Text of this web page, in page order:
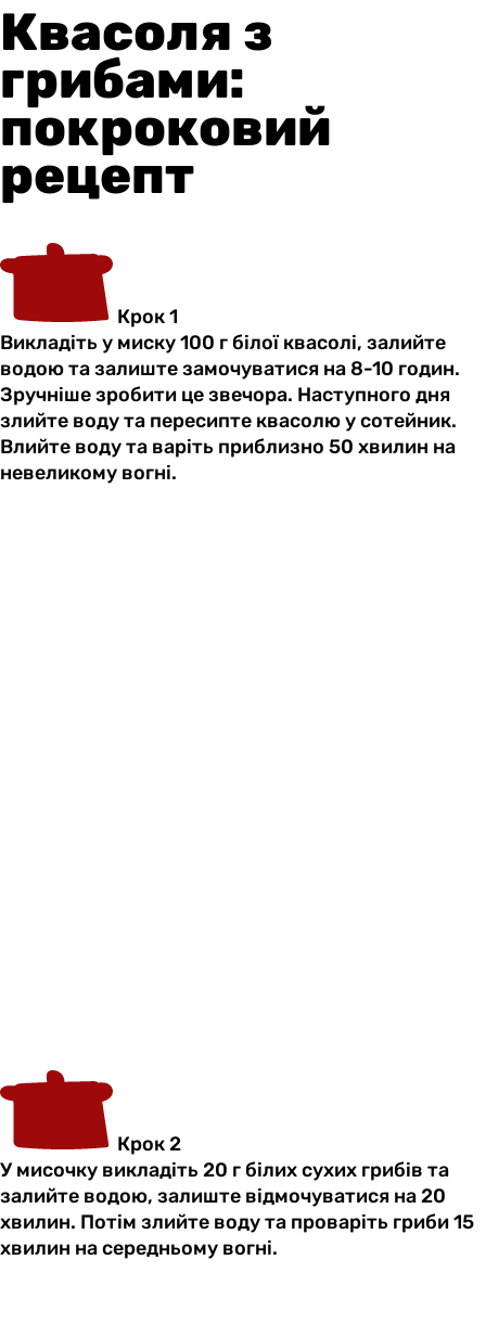
Квасоля з
грибами:
покроковий
рецепт
Крок 1
Викладіть у миску 100 г білої квасолі, залийте
водою та залиште замочуватися на 8-10 годин.
Зручніше зробити це звечора. Наступного дня
злийте воду та пересипте квасолю у сотейник.
Влийте воду та варіть приблизно 50 хвилин на
невеликому вогні.
Крок 2
У мисочку викладіть 20 г білих сухих грибів та
залийте водою, залиште відмочуватися на 20
хвилин. Потім злийте воду та проваріть гриби 15
хвилин на середньому вогні.